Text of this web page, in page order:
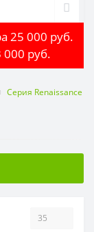
25 000 руб.
руб.
Серия Renaissance